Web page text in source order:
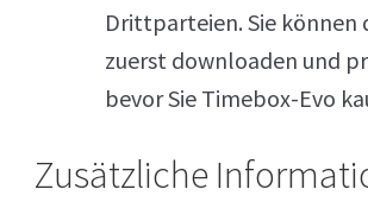
Drittparteien. Sie können
zuerst downloaden und
bevor Sie Timebox-Evo
Zusätzliche